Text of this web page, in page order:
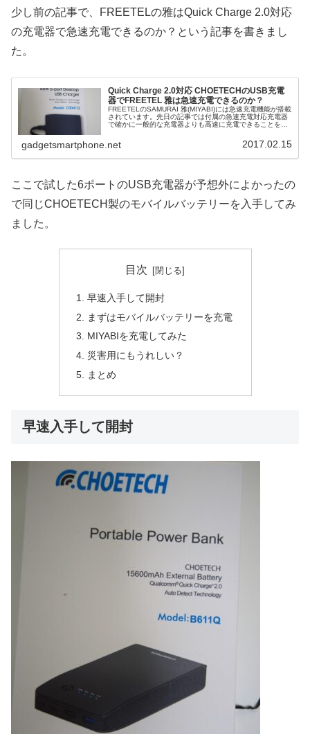
少し前の記事で、FREETELの雅はQuick Charge 2.0対応
の充電器で急速充電できるのか？という記事を書きまし
た。
Quick Charge 2.0対応 CHOETECHのUSB充電
器でFREETEL 雅は急速充電できるのか？
FREETELのSAMURAI 雅(MIYABI)には急速充電機能が搭載
されています。先日の記事では付属の急速充電対応充電器
で確かに一般的な充電器よりも高速に充電できることを確
gadgetsmartphone.net 2017.02.15
ここで試した6ポートのUSB充電器が予想外によかったの
で同じCHOETECH製のモバイルバッテリーを入手してみ
ました。
目次
早速入手して開封
まずはモバイルバッテリーを充電
MIYABIを充電してみた
災害用にもうれしい？
まとめ
早速入手して開封